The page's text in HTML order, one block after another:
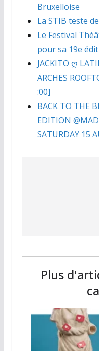
Bruxelloise
La STIB teste
Le Festival
pour sa 19e
JACKITO ღ
ARCHES
:00]
BACK TO THE
EDITION
SATURDAY 15
Plus